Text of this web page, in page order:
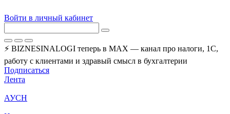
Войти в личный кабинет
⚡ BIZNESINALOGI теперь в MAX — канал про налоги, 1С,
работу с клиентами и здравый смысл в бухгалтерии
Подписаться
Лента
АУСН